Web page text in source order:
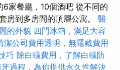
家餐廳，10個酒吧 從不同的
房到多房間的頂層公寓。 醫
的外貌 四門冰箱，滿足大容
潔公司費用透明，無隱藏費用
巧 除白蟻費用，了解白蟻防
過程，為你提供永久性解決